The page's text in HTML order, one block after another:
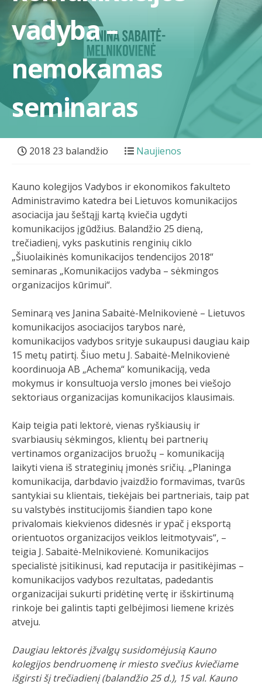
vadyba –
nemokamas
seminaras
2018 23 balandžio Naujienos
Kauno kolegijos Vadybos ir ekonomikos fakulteto
Administravimo katedra bei Lietuvos komunikacijos
asociacija jau šeštąjį kartą kviečia ugdyti
komunikacijos įgūdžius. Balandžio 25 dieną,
trečiadienį, vyks paskutinis renginių ciklo
„Šiuolaikinės komunikacijos tendencijos 2018“
seminaras „Komunikacijos vadyba – sėkmingos
organizacijos kūrimui“.
Seminarą ves Janina Sabaitė-Melnikovienė – Lietuvos
komunikacijos asociacijos tarybos narė,
komunikacijos vadybos srityje sukaupusi daugiau kaip
15 metų patirtį. Šiuo metu J. Sabaitė-Melnikovienė
koordinuoja AB „Achema“ komunikaciją, veda
mokymus ir konsultuoja verslo įmones bei viešojo
sektoriaus organizacijas komunikacijos klausimais.
Kaip teigia pati lektorė, vienas ryškiausių ir
svarbiausių sėkmingos, klientų bei partnerių
vertinamos organizacijos bruožų – komunikaciją
laikyti viena iš strateginių įmonės sričių. „Planinga
komunikacija, darbdavio įvaizdžio formavimas, tvarūs
santykiai su klientais, tiekėjais bei partneriais, taip pat
su valstybės institucijomis šiandien tapo kone
privalomais kiekvienos didesnės ir ypač į eksportą
orientuotos organizacijos veiklos leitmotyvais“, –
teigia J. Sabaitė-Melnikovienė. Komunikacijos
specialistė įsitikinusi, kad reputacija ir pasitikėjimas –
komunikacijos vadybos rezultatas, padedantis
organizacijai sukurti pridėtinę vertę ir išskirtinumą
rinkoje bei galintis tapti gelbėjimosi liemene krizės
atveju.
Daugiau lektorės įžvalgų susidomėjusią Kauno
kolegijos bendruomenę ir miesto svečius kviečiame
išgirsti šį trečiadienį (balandžio 25 d.), 15 val. Kauno